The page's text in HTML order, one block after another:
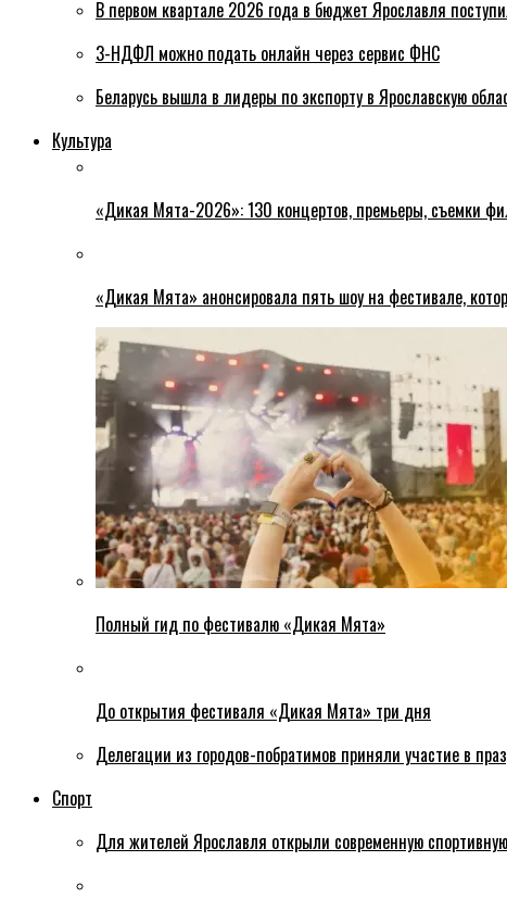
В первом квартале 2026 года в бюджет Ярославля
3-НДФЛ можно подать онлайн через сервис ФНС
Беларусь вышла в лидеры по экспорту в Ярославскую
Культура
«Дикая Мята-2026»: 130 концертов, премьеры, съемки
«Дикая Мята» анонсировала пять шоу на фестивале,
Полный гид по фестивалю «Дикая Мята»
До открытия фестиваля «Дикая Мята» три дня
Делегации из городов-побратимов приняли участие в
Спорт
Для жителей Ярославля открыли современную